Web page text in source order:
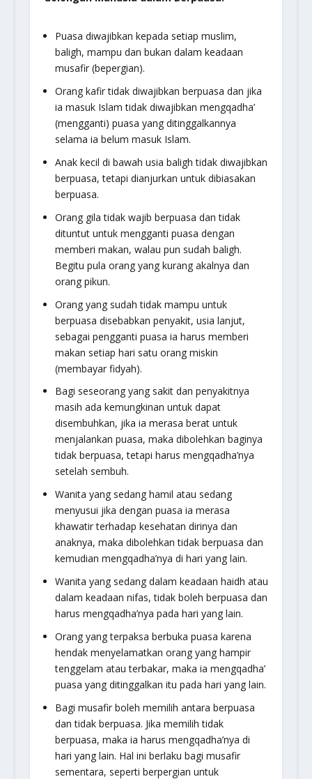
Puasa diwajibkan kepada setiap muslim,
baligh, mampu dan bukan dalam keadaan
musafir (bepergian).
Orang kafir tidak diwajibkan berpuasa dan jika
ia masuk Islam tidak diwajibkan mengqadha’
(mengganti) puasa yang ditinggalkannya
selama ia belum masuk Islam.
Anak kecil di bawah usia baligh tidak diwajibkan
berpuasa, tetapi dianjurkan untuk dibiasakan
berpuasa.
Orang gila tidak wajib berpuasa dan tidak
dituntut untuk mengganti puasa dengan
memberi makan, walau pun sudah baligh.
Begitu pula orang yang kurang akalnya dan
orang pikun.
Orang yang sudah tidak mampu untuk
berpuasa disebabkan penyakit, usia lanjut,
sebagai pengganti puasa ia harus memberi
makan setiap hari satu orang miskin
(membayar fidyah).
Bagi seseorang yang sakit dan penyakitnya
masih ada kemungkinan untuk dapat
disembuhkan, jika ia merasa berat untuk
menjalankan puasa, maka dibolehkan baginya
tidak berpuasa, tetapi harus mengqadha’nya
setelah sembuh.
Wanita yang sedang hamil atau sedang
menyusui jika dengan puasa ia merasa
khawatir terhadap kesehatan dirinya dan
anaknya, maka dibolehkan tidak berpuasa dan
kemudian mengqadha’nya di hari yang lain.
Wanita yang sedang dalam keadaan haidh atau
dalam keadaan nifas, tidak boleh berpuasa dan
harus mengqadha’nya pada hari yang lain.
Orang yang terpaksa berbuka puasa karena
hendak menyelamatkan orang yang hampir
tenggelam atau terbakar, maka ia mengqadha’
puasa yang ditinggalkan itu pada hari yang lain.
Bagi musafir boleh memilih antara berpuasa
dan tidak berpuasa. Jika memilih tidak
berpuasa, maka ia harus mengqadha’nya di
hari yang lain. Hal ini berlaku bagi musafir
sementara, seperti berpergian untuk